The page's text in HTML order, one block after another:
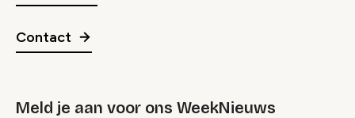
Contact
Meld je aan voor ons WeekNieuws